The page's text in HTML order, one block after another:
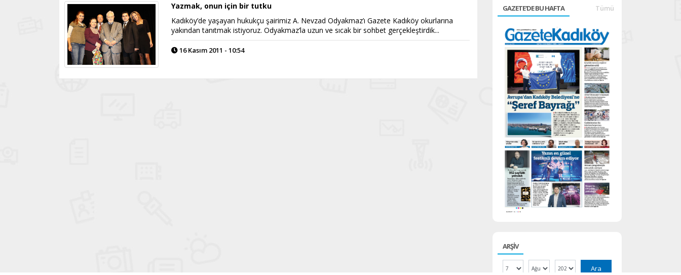
Yazmak, onun için bir tutku
Kadıköy’de yaşayan hukukçu şairimiz A. Nevzad Odyakmaz’ı Gazete Kadıköy okurlarına
yakından tanıtmak istiyoruz. Odyakmaz’la uzun ve sıcak bir sohbet gerçekleştirdik...
16 Kasım 2011 - 10:54
GAZETE'DE BU HAFTA Tümü
ARŞİV
Ara